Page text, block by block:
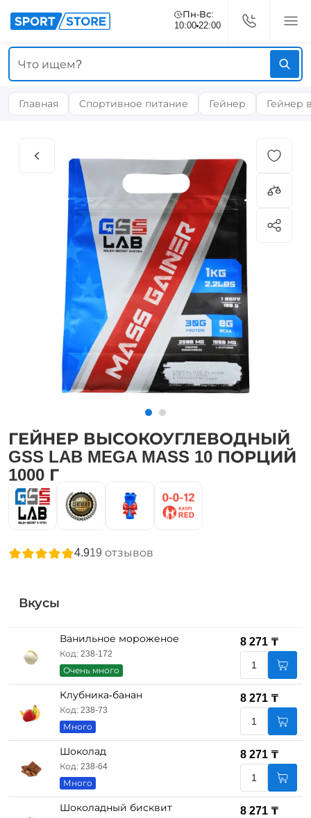
Пн-Вс:
10:00 22:00
Главная Спортивное питание Гейнер Гейнер
ГЕЙНЕР ВЫСОКОУГЛЕВОДНЫЙ
GSS LAB MEGA MASS 10 ПОРЦИЙ
1000 Г
4.919 отзывов
Вкусы
Ванильное мороженое
Код: 238-172
Очень много
8 271 ₸
Клубника-банан
Код: 238-73
Много
8 271 ₸
Шоколад
Код: 238-64
Много
8 271 ₸
Шоколадный бисквит 8 271 ₸